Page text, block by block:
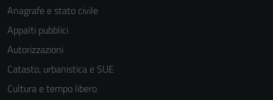
Anagrafe e stato civile
Appalti pubblici
Autorizzazioni
Catasto, urbanistica e SUE
Cultura e tempo libero